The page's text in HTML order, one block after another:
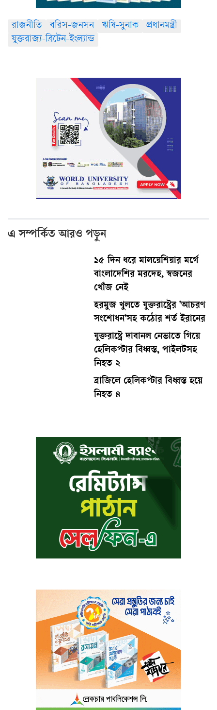
রাজনীতি বরিস-জনসন ঋষি-সুনাক
প্রধানমন্ত্রী
যুক্তরাজ্য-ব্রিটেন-ইংল্যান্ড
এ সম্পর্কিত আরও পড়ুন
১৫ দিন ধরে মালয়েশিয়ার মর্গে
বাংলাদেশির মরদেহ, স্বজনের
খোঁজ নেই
হরমুজ খুলতে যুক্তরাষ্ট্রের 'আচরণ
সংশোধন'সহ কঠোর শর্ত ইরানের
যুক্তরাষ্ট্রে দাবানল নেভাতে গিয়ে
হেলিকপ্টার বিধ্বস্ত, পাইলটসহ
নিহত ২
ব্রাজিলে হেলিকপ্টার বিধ্বস্ত হয়ে
নিহত ৪